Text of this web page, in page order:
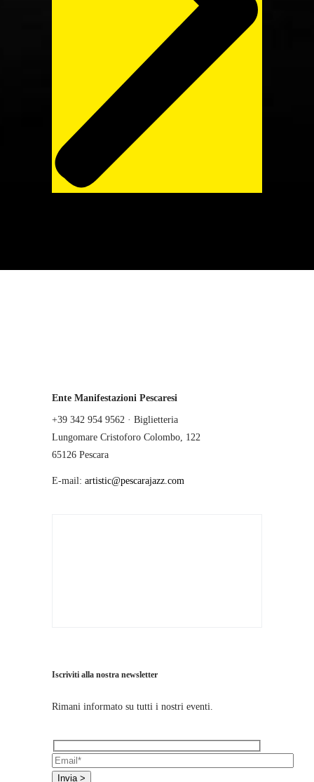
Ente Manifestazioni Pescaresi
+39 342 954 9562 · Biglietteria
Lungomare Cristoforo Colombo, 122
65126 Pescara
E-mail: artistic@pescarajazz.com
Iscriviti alla nostra newsletter
Rimani informato su tutti i nostri eventi.